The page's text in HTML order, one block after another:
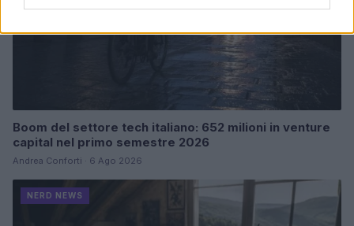
Boom del settore tech italiano: 652 milioni in venture
capital nel primo semestre 2026
Andrea Conforti · 6 Ago 2026
NERD NEWS